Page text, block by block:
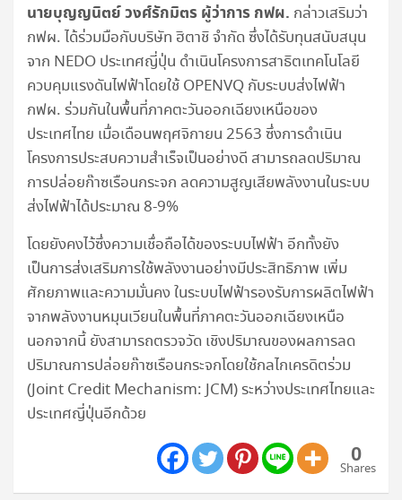
นายบุญญนิตย์ วงศ์รักมิตร ผู้ว่าการ กฟผ. กล่าวเสริมว่า
กฟผ. ได้ร่วมมือกับบริษัท ฮิตาชิ จำกัด ซึ่งได้รับทุนสนับสนุน
จาก NEDO ประเทศญี่ปุ่น ดำเนินโครงการสาธิตเทคโนโลยี
ควบคุมแรงดันไฟฟ้าโดยใช้ OPENVQ กับระบบส่งไฟฟ้า
กฟผ. ร่วมกันในพื้นที่ภาคตะวันออกเฉียงเหนือของ
ประเทศไทย เมื่อเดือนพฤศจิกายน 2563 ซึ่งการดำเนิน
โครงการประสบความสำเร็จเป็นอย่างดี สามารถลดปริมาณ
การปล่อยก๊าซเรือนกระจก ลดความสูญเสียพลังงานในระบบ
ส่งไฟฟ้าได้ประมาณ 8-9%
โดยยังคงไว้ซึ่งความเชื่อถือได้ของระบบไฟฟ้า อีกทั้งยัง
เป็นการส่งเสริมการใช้พลังงานอย่างมีประสิทธิภาพ เพิ่ม
ศักยภาพและความมั่นคง ในระบบไฟฟ้ารองรับการผลิตไฟฟ้า
จากพลังงานหมุนเวียนในพื้นที่ภาคตะวันออกเฉียงเหนือ
นอกจากนี้ ยังสามารถตรวจวัด เชิงปริมาณของผลการลด
ปริมาณการปล่อยก๊าซเรือนกระจกโดยใช้กลไกเครดิตร่วม
(Joint Credit Mechanism: JCM) ระหว่างประเทศไทยและ
ประเทศญี่ปุ่นอีกด้วย
0
Shares